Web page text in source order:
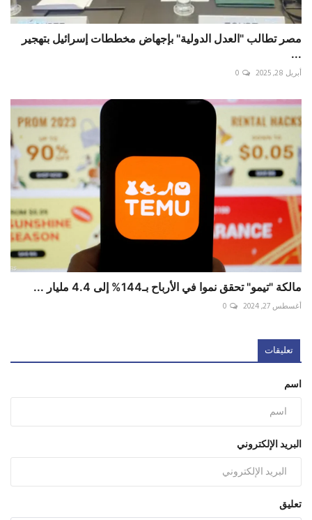
مصر تطالب "العدل الدولية" بإجهاض مخططات إسرائيل بتهجير
...
أبريل 28, 2025 0
مالكة "تيمو" تحقق نموا في الأرباح بـ144% إلى 4.4 مليار ...
أغسطس 27, 2024 0
تعليقات
اسم
البريد الإلكتروني
تعليق